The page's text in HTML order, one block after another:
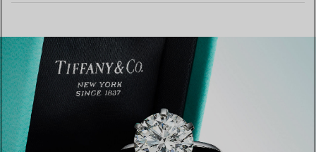
MEHR ERFAHREN
EINEN STORE IN IHRER NÄHE FINDEN